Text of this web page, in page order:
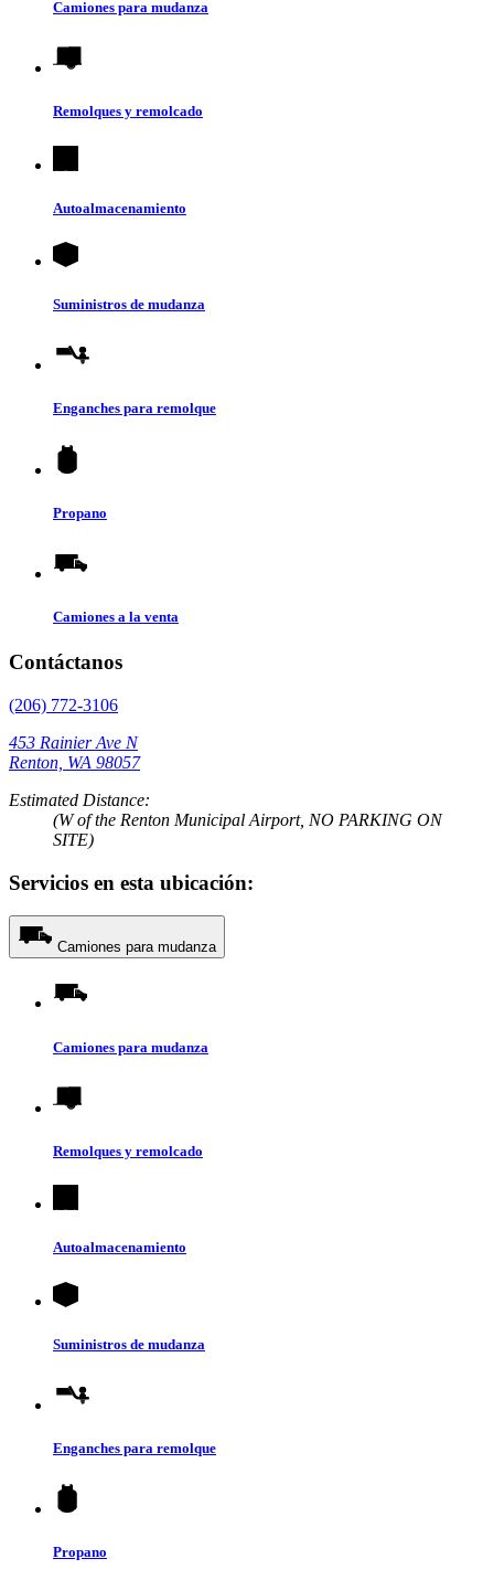
Camiones para mudanza
Remolques y remolcado
Autoalmacenamiento
Suministros de mudanza
Enganches para remolque
Propano
Camiones a la venta
Contáctanos
(206) 772-3106
453 Rainier Ave N
Renton, WA 98057
Estimated Distance:
(W of the Renton Municipal Airport, NO PARKING ON
SITE)
Servicios en esta ubicación:
Camiones para mudanza
Camiones para mudanza
Remolques y remolcado
Autoalmacenamiento
Suministros de mudanza
Enganches para remolque
Propano